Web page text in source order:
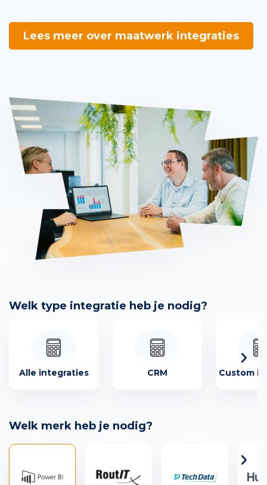
Lees meer over maatwerk integraties
Welk type integratie heb je nodig?
Alle integraties CRM Custom
Welk merk heb je nodig?